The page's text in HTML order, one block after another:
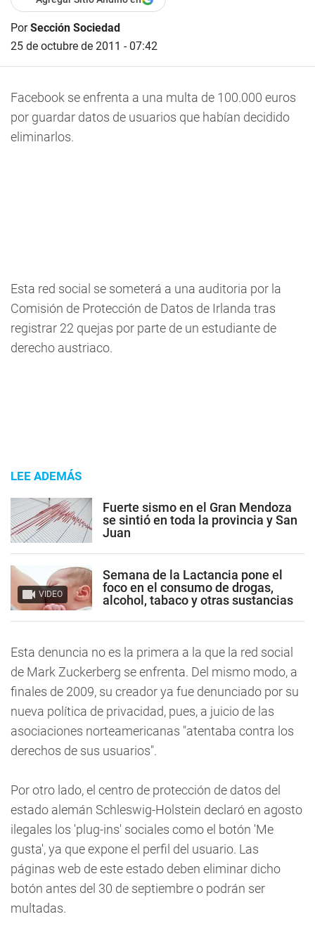
PorSección Sociedad
25 de octubre de 2011 - 07:42
Facebook se enfrenta a una multa de 100.000 euros
por guardar datos de usuarios que habían decidido
eliminarlos.
Esta red social se someterá a una auditoria por la
Comisión de Protección de Datos de Irlanda tras
registrar 22 quejas por parte de un estudiante de
derecho austriaco.
LEE ADEMÁS
Fuerte sismo en el Gran Mendoza
se sintió en toda la provincia y San
Juan
VIDEO
Semana de la Lactancia pone el
foco en el consumo de drogas,
alcohol, tabaco y otras sustancias
Esta denuncia no es la primera a la que la red social
de Mark Zuckerberg se enfrenta. Del mismo modo, a
finales de 2009, su creador ya fue denunciado por su
nueva política de privacidad, pues, a juicio de las
asociaciones norteamericanas "atentaba contra los
derechos de sus usuarios".
Por otro lado, el centro de protección de datos del
estado alemán Schleswig-Holstein declaró en agosto
ilegales los 'plug-ins' sociales como el botón 'Me
gusta', ya que expone el perfil del usuario. Las
páginas web de este estado deben eliminar dicho
botón antes del 30 de septiembre o podrán ser
multadas.